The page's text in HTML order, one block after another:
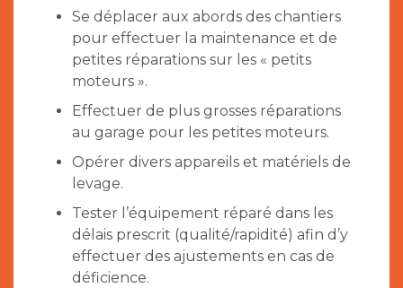
Se déplacer aux abords des chantiers
pour effectuer la maintenance et de
petites réparations sur les « petits
moteurs ».
Effectuer de plus grosses réparations
au garage pour les petites moteurs.
Opérer divers appareils et matériels de
levage.
Tester l’équipement réparé dans les
délais prescrit (qualité/rapidité) afin d’y
effectuer des ajustements en cas de
déficience.